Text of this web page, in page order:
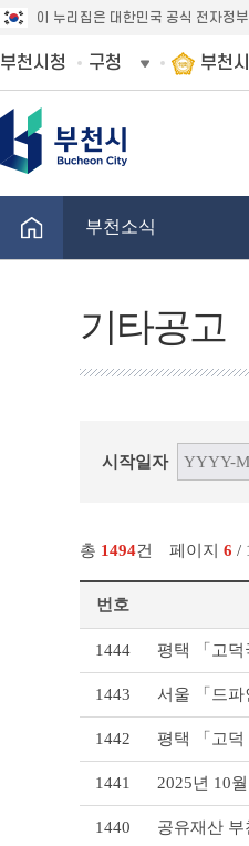
이 누리집은 대한민국 공식 전자정
부천시청 구청 부천
부천소식
기타공고
시작일자
총 1494건 페이지 6 /
트
이
번호
1444 평택 「고
1443 서울 「드파
1442 평택 「고
1441 2025년 10
1440 공유재산 부